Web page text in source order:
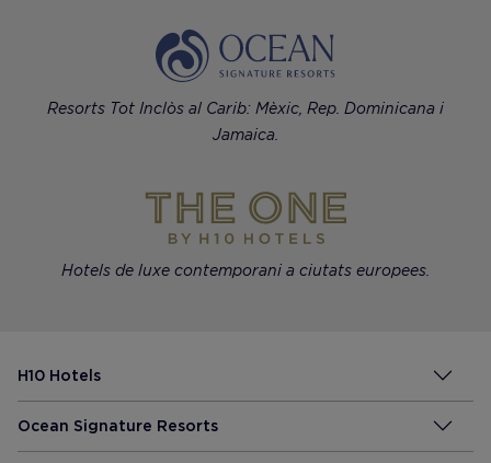
Resorts Tot Inclòs al Carib: Mèxic, Rep. Dominicana i
Jamaica.
Hotels de luxe contemporani a ciutats europees.
H10 Hotels
Ocean Signature Resorts